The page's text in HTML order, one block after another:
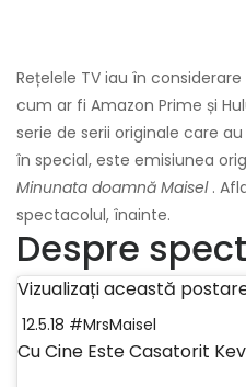
Rețelele TV iau în
cum ar fi Amazon Prime și
serie de serii originale care
în special, este emisiunea
Minunata doamnă Maisel.
spectacolul, înainte.
Despre
Vizualizați această
12.5.18 #MrsMaisel
Cu Cine Este Casatorit